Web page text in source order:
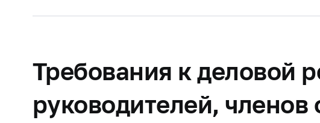
Требования к деловой
руководителей,